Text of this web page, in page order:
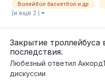
Волейбол баскетбол и др
(и ещё 2 )
Закрытие троллейбуса
последствия.
Любезный ответил
дискуссии